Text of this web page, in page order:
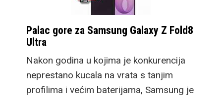
Palac gore za Samsung Galaxy Z Fold8
Ultra
Nakon godina u kojima je konkurencija
neprestano kucala na vrata s tanjim
profilima i većim baterijama, Samsung je